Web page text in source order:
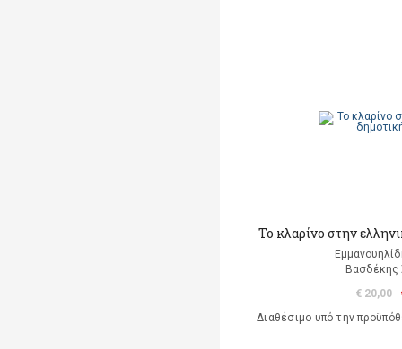
Το κλαρίνο στην
Βασδέκης
€ 20,00
Διαθέσιμο υπό την